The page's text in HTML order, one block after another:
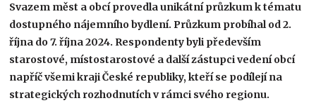
Svazem měst a obcí provedla unikátní průzkum k tématu
dostupného nájemního bydlení. Průzkum probíhal od 2.
října do 7. října 2024. Respondenty byli především
starostové, místostarostové a další zástupci vedení obcí
napříč všemi kraji České republiky, kteří se podílejí na
strategických rozhodnutích v rámci svého regionu.